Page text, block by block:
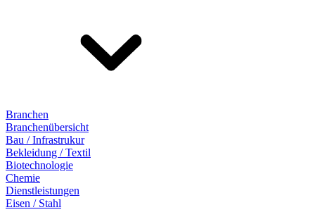
Branchen
Branchenübersicht
Bau / Infrastrukur
Bekleidung / Textil
Biotechnologie
Chemie
Dienstleistungen
Eisen / Stahl